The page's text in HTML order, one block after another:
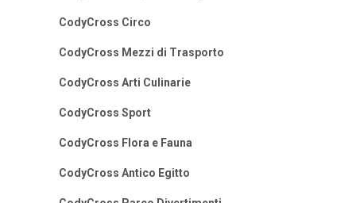
CodyCross Circo
CodyCross Mezzi di Trasporto
CodyCross Arti Culinarie
CodyCross Sport
CodyCross Flora e Fauna
CodyCross Antico Egitto